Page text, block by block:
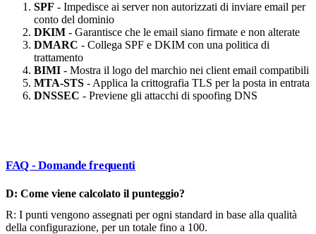
SPF - Impedisce ai server non autorizzati di inviare email per
conto del dominio
DKIM - Garantisce che le email siano firmate e non alterate
DMARC - Collega SPF e DKIM con una politica di
trattamento
BIMI - Mostra il logo del marchio nei client email compatibili
MTA-STS - Applica la crittografia TLS per la posta in entrata
DNSSEC - Previene gli attacchi di spoofing DNS
FAQ - Domande frequenti
D: Come viene calcolato il punteggio?
R: I punti vengono assegnati per ogni standard in base alla qualità
della configurazione, per un totale fino a 100.